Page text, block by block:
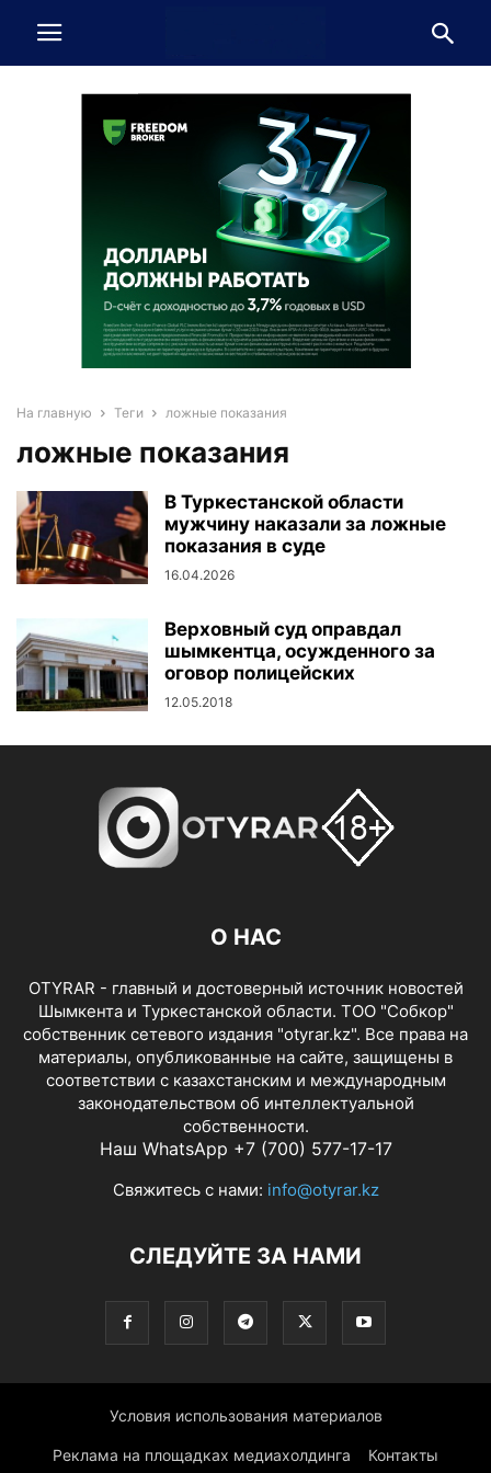
На главную Теги ложные показания
ложные показания
В Туркестанской области
мужчину наказали за ложные
показания в суде
16.04.2026
Верховный суд оправдал
шымкентца, осужденного за
оговор полицейских
12.05.2018
О НАС
OTYRAR - главный и достоверный источник новостей
Шымкента и Туркестанской области. ТОО "Собкор"
собственник сетевого издания "otyrar.kz". Все права на
материалы, опубликованные на сайте, защищены в
соответствии с казахстанским и международным
законодательством об интеллектуальной
собственности.
Наш WhatsApp +7 (700) 577-17-17
Свяжитесь с нами: info@otyrar.kz
СЛЕДУЙТЕ ЗА НАМИ
Условия использования материалов
Реклама на площадках медиахолдинга Контакты